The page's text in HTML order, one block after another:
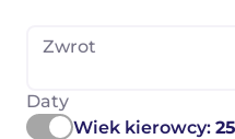
Zwrot
Daty
Wiek kierowcy: